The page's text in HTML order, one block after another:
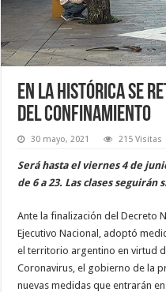
En La Histórica se
del confinamiento
30 mayo, 2021 215 Visitas
Será hasta el viernes 4 de
de 6 a 23. Las clases seguirán
Ante la finalización del Decreto
Ejecutivo Nacional, adoptó
el territorio argentino en virtud
Coronavirus, el gobierno de la
nuevas medidas que entrarán